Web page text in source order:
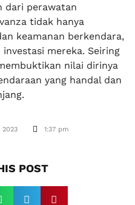
dari perawatan
tidak hanya
keamanan berkendara,
mereka. Seiring
nilai dirinya
yang handal dan
2023 1:37 pm
POST​